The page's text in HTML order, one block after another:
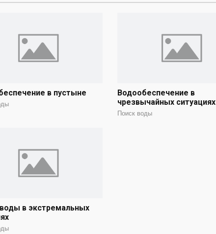
в пустыне
Водообеспечение в
чрезвычайных ситуациях
Поиск воды
в экстремальных